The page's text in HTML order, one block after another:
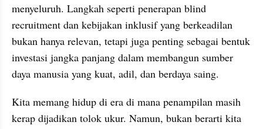
menyeluruh. Langkah seperti penerapan blind
recruitment dan kebijakan inklusif yang berkeadilan
bukan hanya relevan, tetapi juga penting sebagai bentuk
investasi jangka panjang dalam membangun sumber
daya manusia yang kuat, adil, dan berdaya saing.
Kita memang hidup di era di mana penampilan masih
kerap dijadikan tolok ukur. Namun, bukan berarti kita